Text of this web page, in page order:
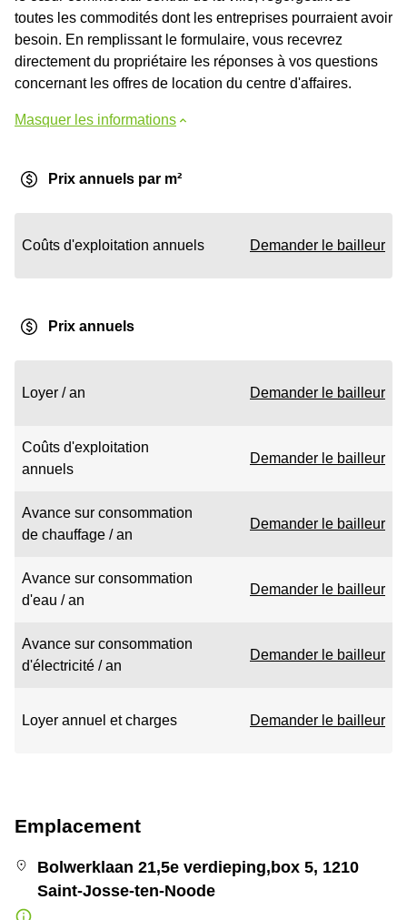
toutes les commodités dont les entreprises pourraient avoir
besoin. En remplissant le formulaire, vous recevrez
directement du propriétaire les réponses à vos questions
concernant les offres de location du centre d'affaires.
Masquer les informations
Prix annuels par m²
Coûts d'exploitation annuels Demander le bailleur
Prix annuels
Loyer / an Demander le bailleur
Coûts d'exploitation
annuels
Demander le bailleur
Avance sur consommation
de chauffage / an
Demander le bailleur
Avance sur consommation
d'eau / an
Demander le bailleur
Avance sur consommation
d'électricité / an
Demander le bailleur
Loyer annuel et charges Demander le bailleur
Emplacement
Bolwerklaan 21,5e verdieping,box 5, 1210
Saint-Josse-ten-Noode